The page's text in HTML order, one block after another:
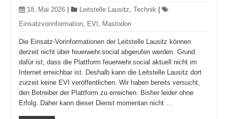
18. Mai 2026 Leitstelle Lausitz,Technik
Einsatzvorinformation, EVI , Mastodon
Die Einsatz-Vorinformationen der Leitstelle Lausitz können
derzeit nicht über feuerwehr.social abgerufen werden. Grund
dafür ist, dass die Plattform feuerwehr.social aktuell nicht im
Internet erreichbar ist. Deshalb kann die Leitstelle Lausitz dort
zurzeit keine EVI veröffentlichen. Wir haben bereits versucht,
den Betreiber der Plattform zu erreichen. Bisher leider ohne
Erfolg. Daher kann dieser Dienst momentan nicht …